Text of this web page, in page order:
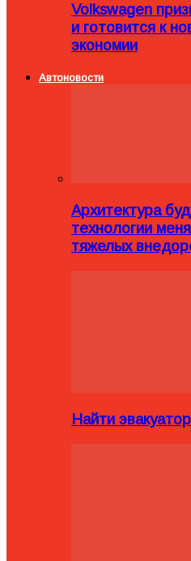
Volkswagen
и готовится к
экономии
Автоновости
Архитектура
технологии
тяжелых
Найти